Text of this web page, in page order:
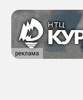
реклама